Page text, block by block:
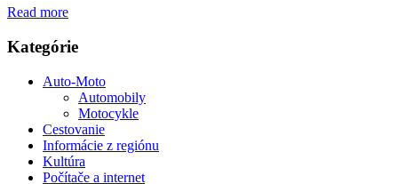
Read more
Kategórie
Auto-Moto
Automobily
Motocykle
Cestovanie
Informácie z regiónu
Kultúra
Počítače a internet